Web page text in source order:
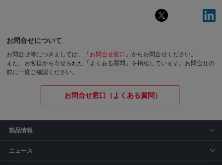
お問合せについて
お問合せ等につきましては、「 お問合せ窓口 」からお問合せください。
また、お客様から寄せられた「よくある質問」を掲載しています。お問合せの
前に一度ご確認ください。
お問合せ窓口（よくある質問）
製品情報
ニュース